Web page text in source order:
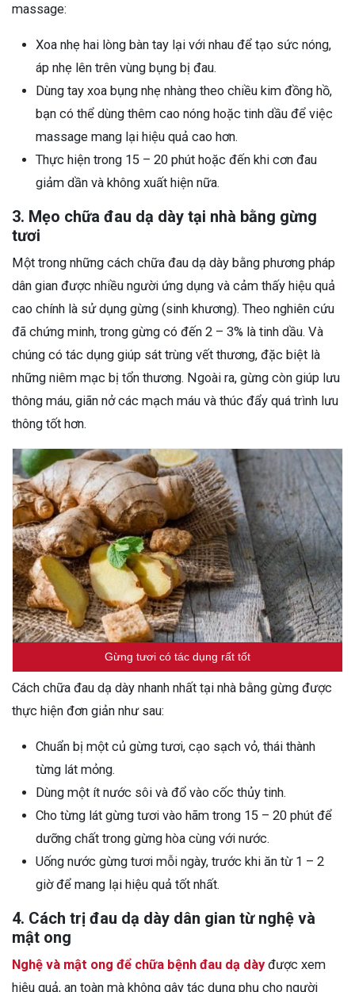
massage:
Xoa nhẹ hai lòng bàn tay lại với nhau để tạo sức nóng,
áp nhẹ lên trên vùng bụng bị đau.
Dùng tay xoa bụng nhẹ nhàng theo chiều kim đồng hồ,
bạn có thể dùng thêm cao nóng hoặc tinh dầu để việc
massage mang lại hiệu quả cao hơn.
Thực hiện trong 15 – 20 phút hoặc đến khi cơn đau
giảm dần và không xuất hiện nữa.
3. Mẹo chữa đau dạ dày tại nhà bằng gừng
tươi
Một trong những cách chữa đau dạ dày bằng phương pháp
dân gian được nhiều người ứng dụng và cảm thấy hiệu quả
cao chính là sử dụng gừng (sinh khương). Theo nghiên cứu
đã chứng minh, trong gừng có đến 2 – 3% là tinh dầu. Và
chúng có tác dụng giúp sát trùng vết thương, đặc biệt là
những niêm mạc bị tổn thương. Ngoài ra, gừng còn giúp lưu
thông máu, giãn nở các mạch máu và thúc đẩy quá trình lưu
thông tốt hơn.
Gừng tươi có tác dụng rất tốt
Cách chữa đau dạ dày nhanh nhất tại nhà bằng gừng được
thực hiện đơn giản như sau:
Chuẩn bị một củ gừng tươi, cạo sạch vỏ, thái thành
từng lát mỏng.
Dùng một ít nước sôi và đổ vào cốc thủy tinh.
Cho từng lát gừng tươi vào hãm trong 15 – 20 phút để
dưỡng chất trong gừng hòa cùng với nước.
Uống nước gừng tươi mỗi ngày, trước khi ăn từ 1 – 2
giờ để mang lại hiệu quả tốt nhất.
4. Cách trị đau dạ dày dân gian từ nghệ và
mật ong
Nghệ và mật ong để chữa bệnh đau dạ dàyđược xem
hiệu quả, an toàn mà không gây tác dụng phụ cho người